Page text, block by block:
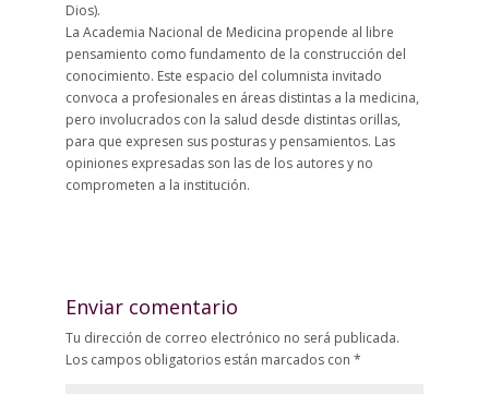
Dios).
La Academia Nacional de Medicina propende al libre
pensamiento como fundamento de la construcción del
conocimiento. Este espacio del columnista invitado
convoca a profesionales en áreas distintas a la medicina,
pero involucrados con la salud desde distintas orillas,
para que expresen sus posturas y pensamientos. Las
opiniones expresadas son las de los autores y no
comprometen a la institución.
Enviar comentario
Tu dirección de correo electrónico no será publicada.
Los campos obligatorios están marcados con *